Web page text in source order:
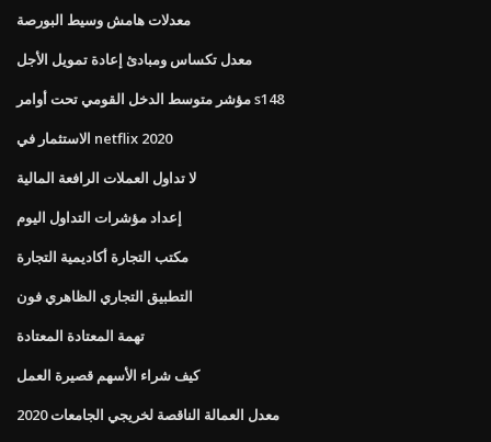
معدلات هامش وسيط البورصة
معدل تكساس ومبادئ إعادة تمويل الأجل
مؤشر متوسط ​​الدخل القومي تحت أوامر s148
الاستثمار في netflix 2020
لا تداول العملات الرافعة المالية
إعداد مؤشرات التداول اليوم
مكتب التجارة أكاديمية التجارة
التطبيق التجاري الظاهري فون
تهمة المعتادة المعتادة
كيف شراء الأسهم قصيرة العمل
معدل العمالة الناقصة لخريجي الجامعات 2020